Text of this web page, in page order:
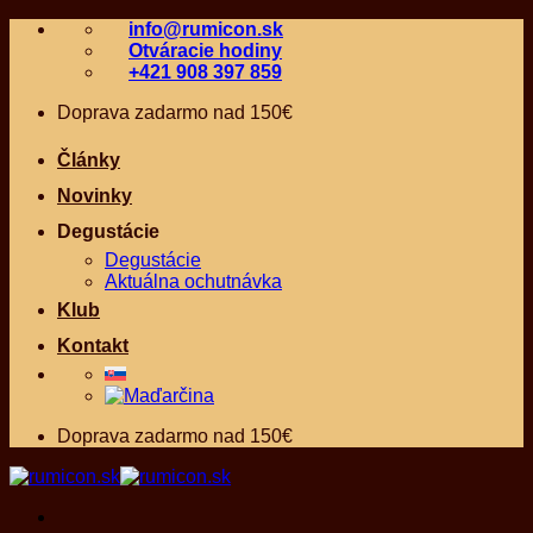
Skip
info@rumicon.sk
Otváracie hodiny
+421 908 397 859
Doprava zadarmo nad 150€
Články
Novinky
Degustácie
Degustácie
Aktuálna ochutnávka
Klub
Kontakt
Doprava zadarmo nad 150€